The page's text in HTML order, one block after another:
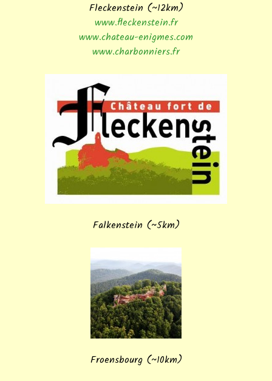
Fleckenstein (~12km)
www.fleckenstein.fr
www.chateau-enigmes.com
www.charbonniers.fr
Falkenstein (~5km)
Froensbourg (~10km)